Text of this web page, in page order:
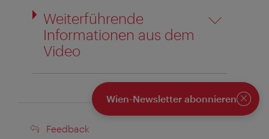
Weiterführende
Informationen aus dem
Video
Feedback
Feedback
Wien-Newsletter abonnieren